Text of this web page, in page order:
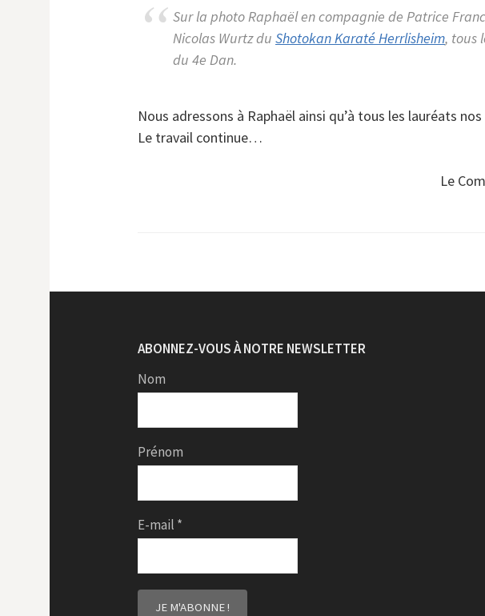
Sur la photo Raphaël en compagnie de Patrice
Nicolas Wurtz du Shotokan Karaté Herrlisheim, tous
du 4e Dan.
Nous adressons à Raphaël ainsi qu’à tous les lauréats
Le travail continue…
Le
ABONNEZ-VOUS À NOTRE NEWSLETTER
Nom
Prénom
E-mail *